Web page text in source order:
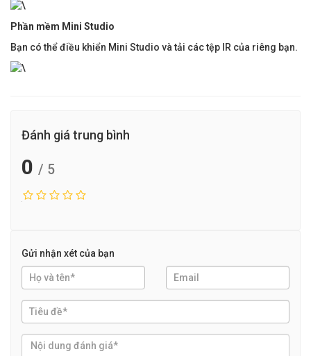
Phần mềm Mini Studio
Bạn có thể điều khiển Mini Studio và tải các tệp IR của riêng bạn.
Đánh giá trung bình
0 / 5
Gửi nhận xét của bạn